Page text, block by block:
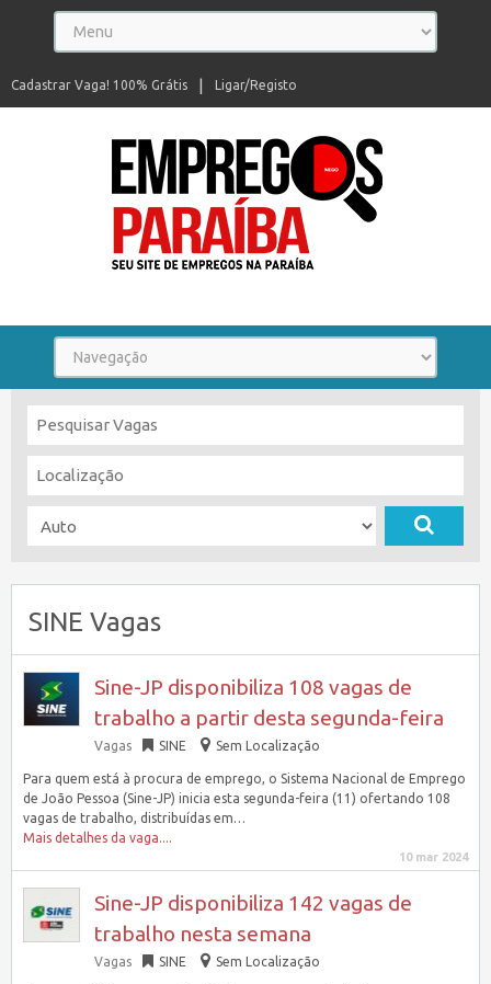
Ligar/Registo
Cadastrar Vaga! 100% Grátis
SINE Vagas
Sine-JP disponibiliza 108 vagas de
trabalho a partir desta segunda-feira
Vagas SINE Sem Localização
Para quem está à procura de emprego, o Sistema Nacional de Emprego
de João Pessoa (Sine-JP) inicia esta segunda-feira (11) ofertando 108
vagas de trabalho, distribuídas em…
Mais detalhes da vaga....
10 mar 2024
Sine-JP disponibiliza 142 vagas de
trabalho nesta semana
Vagas SINE Sem Localização